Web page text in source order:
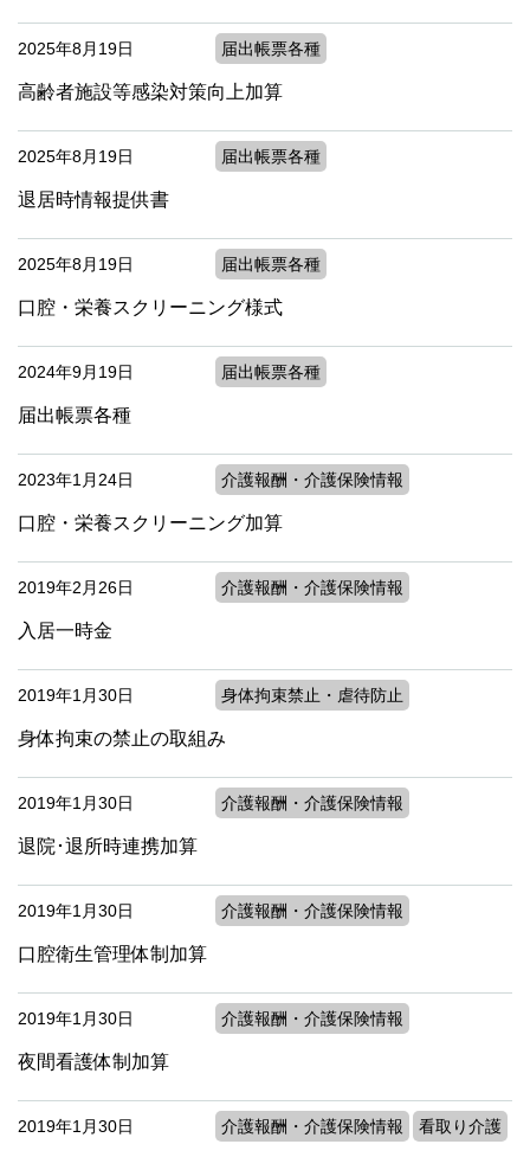
2025年8月19日 届出帳票各種
高齢者施設等感染対策向上加算
2025年8月19日 届出帳票各種
退居時情報提供書
2025年8月19日 届出帳票各種
口腔・栄養スクリーニング様式
2024年9月19日 届出帳票各種
届出帳票各種
2023年1月24日 介護報酬・介護保険情報
口腔・栄養スクリーニング加算
2019年2月26日 介護報酬・介護保険情報
入居一時金
2019年1月30日 身体拘束禁止・虐待防止
身体拘束の禁止の取組み
2019年1月30日 介護報酬・介護保険情報
退院･退所時連携加算
2019年1月30日 介護報酬・介護保険情報
口腔衛生管理体制加算
2019年1月30日 介護報酬・介護保険情報
夜間看護体制加算
2019年1月30日 介護報酬・介護保険情報 看取り介護